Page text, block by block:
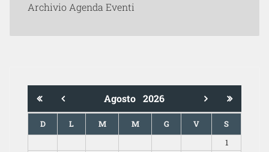
Archivio Agenda Eventi
Agosto 2026
D L M M G V
S
1